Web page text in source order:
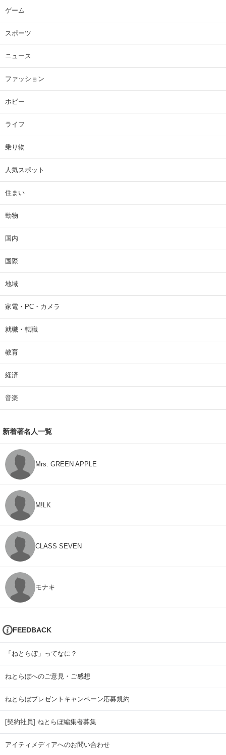
ゲーム
スポーツ
ニュース
ファッション
ホビー
ライフ
乗り物
人気スポット
住まい
動物
国内
国際
地域
家電・PC・カメラ
就職・転職
教育
経済
音楽
新着著名人一覧
Mrs. GREEN APPLE
M!LK
CLASS SEVEN
モナキ
FEEDBACK
「ねとらぼ」ってなに？
ねとらぼへのご意見・ご感想
ねとらぼプレゼントキャンペーン応募規約
[契約社員] ねとらぼ編集者募集
アイティメディアへのお問い合わせ